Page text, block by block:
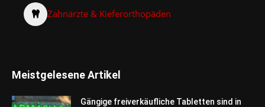
Zahnärzte & Kieferorthopäden
Meistgelesene Artikel
Gängige freiverkäufliche Tabletten sind in